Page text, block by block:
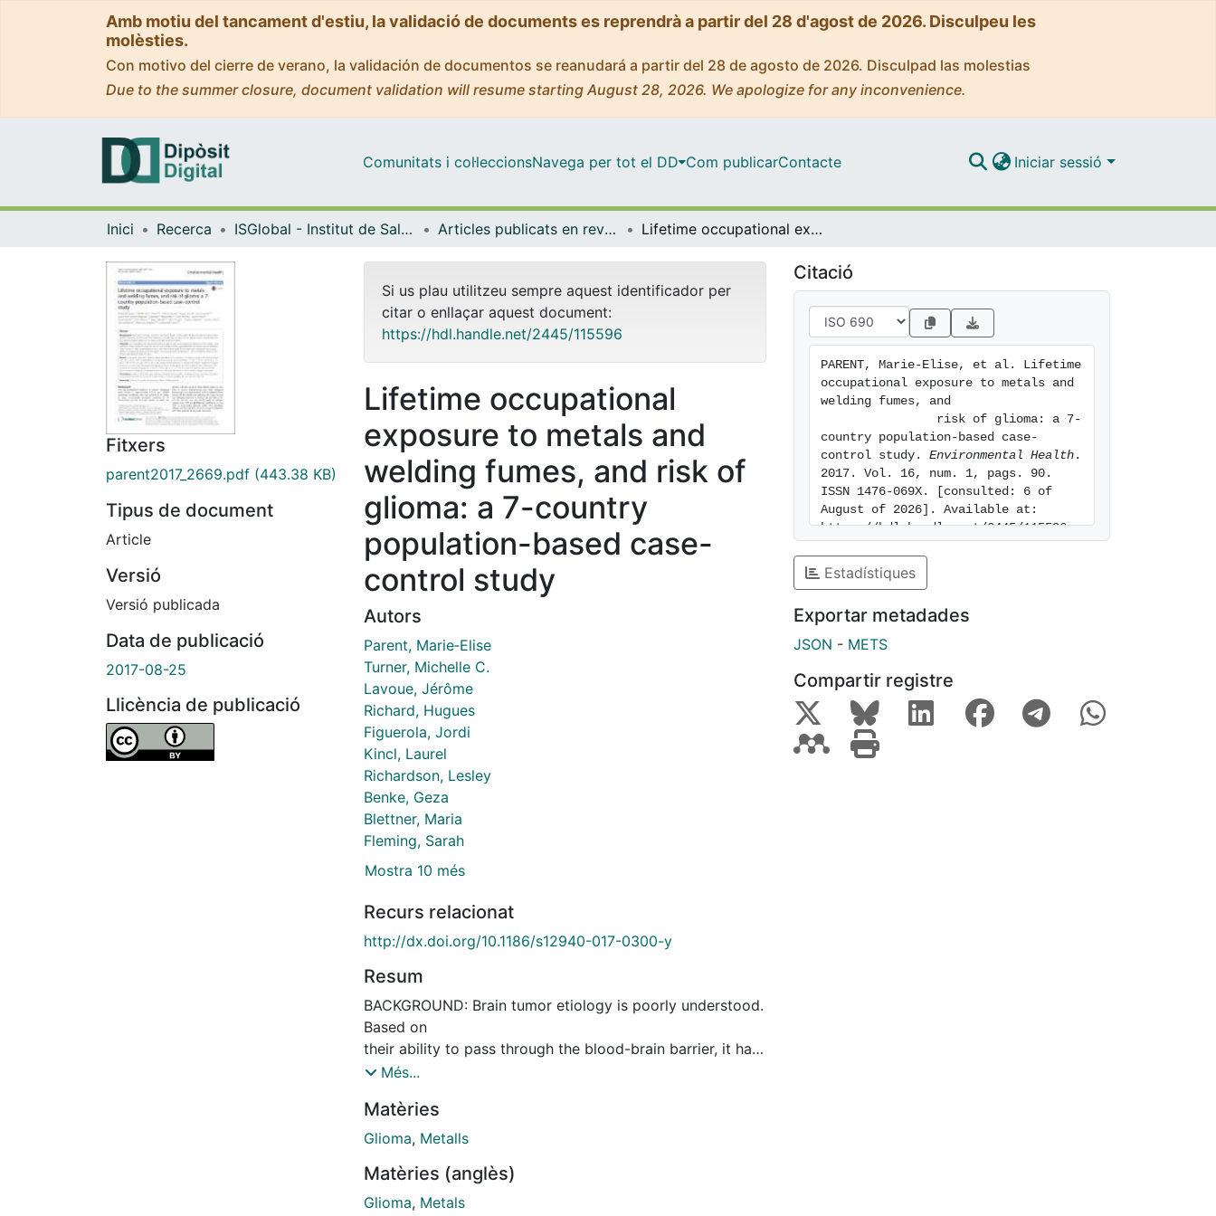
Amb motiu del tancament d'estiu, la validació de documents es reprendrà a partir del 28 d'agost de 2026. Disculpeu les
molèsties.
Con motivo del cierre de verano, la validación de documentos se reanudará a partir del 28 de agosto de 2026. Disculpad las molestias
Due to the summer closure, document validation will resume starting August 28, 2026. We apologize for any inconvenience.
Comunitats i col·leccionsNavega per tot el DD Com publicarContacte Iniciar sessió
Inici Recerca ISGlobal - Institut de Salut Global de Barcelona Articles publicats en revistes (ISGlobal) Lifetime occupational exposure to metals and welding fumes, and risk of glioma: a 7-country population-based case-control study
Fitxers
parent2017_2669.pdf (443.38 KB)
Tipus de document
Article
Versió
Versió publicada
Data de publicació
2017-08-25
Llicència de publicació
Si us plau utilitzeu sempre aquest identificador per
citar o enllaçar aquest document:
https://hdl.handle.net/2445/115596
Lifetime occupational
exposure to metals and
welding fumes, and risk of
glioma: a 7-country
population-based case-
control study
Autors
Parent, Marie‑Elise
Turner, Michelle C.
Lavoue, Jérôme
Richard, Hugues
Figuerola, Jordi
Kincl, Laurel
Richardson, Lesley
Benke, Geza
Blettner, Maria
Fleming, Sarah
Mostra 10 més
Recurs relacionat
http://dx.doi.org/10.1186/s12940-017-0300-y
Resum
BACKGROUND: Brain tumor etiology is poorly understood.
Based on
their ability to pass through the blood-brain barrier, it has
been hypothesized that exposure to metals may increase
of brain cancer. Results from the few epidemiological
studies on
investigated the relationship between glioma risk and
occupational exposure to five metals - lead, cadmium,
Més...
Matèries
Glioma, Metalls
Matèries (anglès)
Glioma, Metals
Citació
PARENT, Marie‑Elise, et al. Lifetime
occupational exposure to metals and
welding fumes, and
country population-based case-
control study. Environmental Health .
2017. Vol. 16, num. 1, pags. 90.
ISSN 1476-069X. [consulted: 6 of
August of 2026]. Available at:
https://hdl.handle.net/2445/115596
Estadístiques
Exportar metadades
JSON - METS
Compartir registre